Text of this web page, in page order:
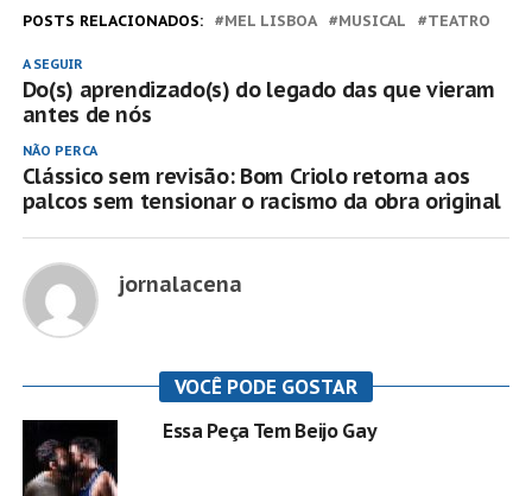
POSTS RELACIONADOS: MEL LISBOA MUSICAL TEATRO
A SEGUIR
Do(s) aprendizado(s) do legado das que vieram
antes de nós
NÃO PERCA
Clássico sem revisão: Bom Criolo retorna aos
palcos sem tensionar o racismo da obra original
jornalacena
VOCÊ PODE GOSTAR
Essa Peça Tem Beijo Gay